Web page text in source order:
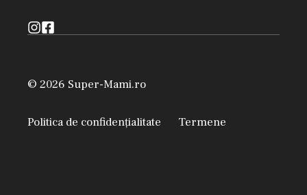
© 2026 Super-Mami.ro
Politica de confidențialitate Termene